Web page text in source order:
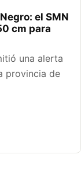
el SMN
cm para
una alerta
provincia de